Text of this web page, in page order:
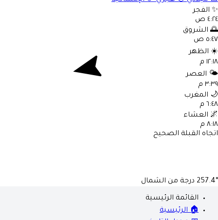
✨ الفجر
٤:٢٤ ص
🌅 الشروق
٥:٤٧ ص
☀️ الظهر
١٢:١٨ م
🌤️ العصر
٣:٣٩ م
🌙 المغرب
٦:٤٨ م
🌌 العشاء
٨:١٨ م
اتجاه القبلة الصحيح
257.4° درجة من الشمال
القائمة الرئيسية
🏠 الرئيسية